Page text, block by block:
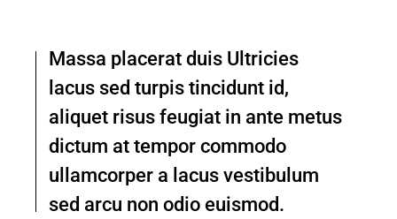
Massa placerat duis Ultricies
lacus sed turpis tincidunt id,
aliquet risus feugiat in ante metus
dictum at tempor commodo
ullamcorper a lacus vestibulum
sed arcu non odio euismod.